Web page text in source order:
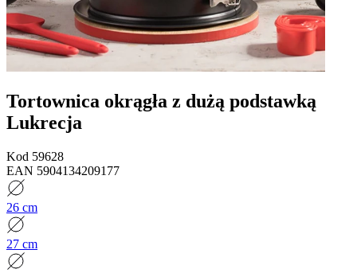
Tortownica okrągła z dużą podstawką
Lukrecja
Kod 59628
EAN 5904134209177
26 cm
27 cm